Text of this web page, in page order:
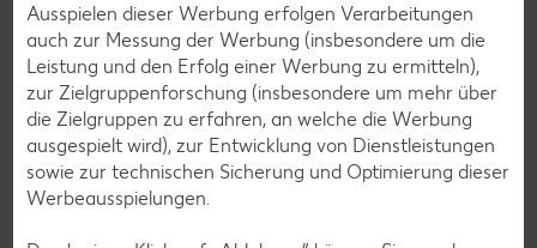
Jetzt schnell und bequem anmelden
Ausspielen dieser Werbung erfolgen Verarbeitungen
auch zur Messung der Werbung (insbesondere um die
Leistung und den Erfolg einer Werbung zu ermitteln),
zur Zielgruppenforschung (insbesondere um mehr über
die Zielgruppen zu erfahren, an welche die Werbung
ausgespielt wird), zur Entwicklung von Dienstleistungen
sowie zur technischen Sicherung und Optimierung dieser
Werbeausspielungen.